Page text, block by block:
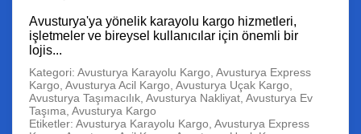
Avusturya'ya yönelik karayolu kargo hizmetleri,
işletmeler ve bireysel kullanıcılar için önemli bir
lojis...
Kategori: Avusturya Karayolu Kargo, Avusturya Express
Kargo, Avusturya Acil Kargo, Avusturya Uçak Kargo,
Avusturya Taşımacılık, Avusturya Nakliyat, Avusturya Ev
Taşıma, Avusturya Kargo
Etiketler: Avusturya Karayolu Kargo, Avusturya Express